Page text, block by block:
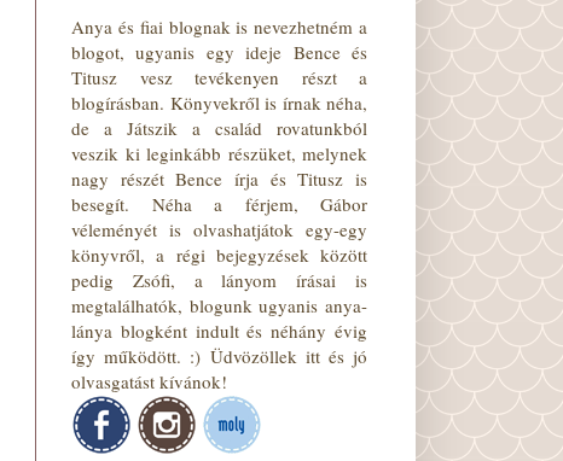
Anya és fiai blognak is nevezhetném a
blogot, ugyanis egy ideje Bence és
Titusz vesz tevékenyen részt a
blogírásban. Könyvekről is írnak néha,
de a Játszik a család rovatunkból
veszik ki leginkább részüket, melynek
nagy részét Bence írja és Titusz is
besegít. Néha a férjem, Gábor
véleményét is olvashatjátok egy-egy
könyvről, a régi bejegyzések között
pedig Zsófi, a lányom írásai is
megtalálhatók, blogunk ugyanis anya-
lánya blogként indult és néhány évig
így működött. :) Üdvözöllek itt és jó
olvasgatást kívánok!